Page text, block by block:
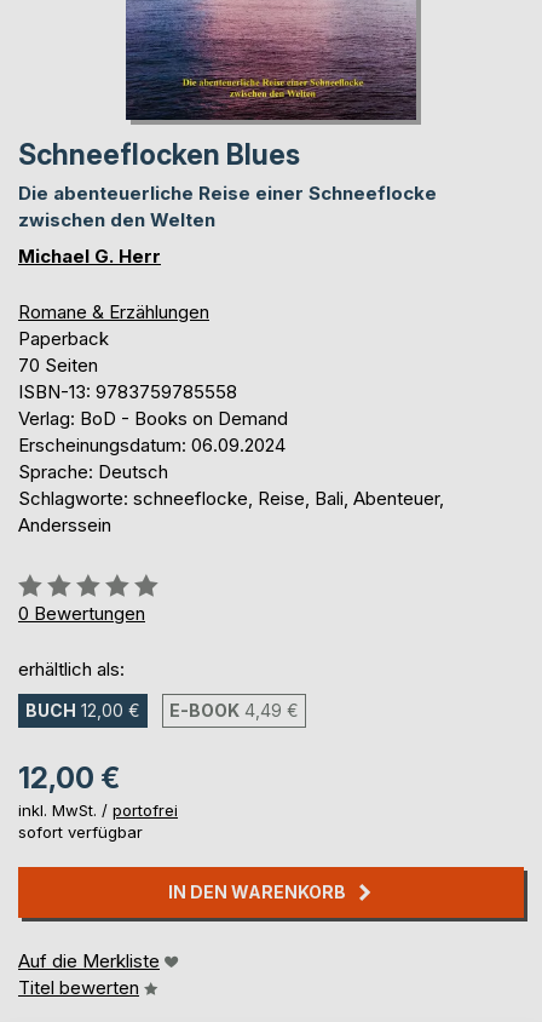
Schneeflocken Blues
Die abenteuerliche Reise einer Schneeflocke
zwischen den Welten
Michael G. Herr
Romane & Erzählungen
Paperback
70 Seiten
ISBN-13: 9783759785558
Verlag: BoD - Books on Demand
Erscheinungsdatum: 06.09.2024
Sprache: Deutsch
Schlagworte: schneeflocke, Reise, Bali, Abenteuer,
Anderssein
Bewertung::
0%
0 Bewertungen
erhältlich als:
BUCH 12,00 € E-BOOK 4,49 €
12,00 €
inkl. MwSt. / portofrei
sofort verfügbar
IN DEN WARENKORB
Auf die Merkliste
Titel bewerten